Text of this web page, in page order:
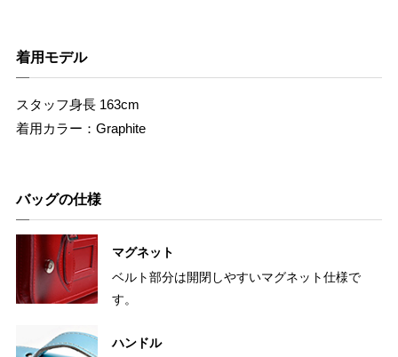
着用モデル
スタッフ身長 163cm
着用カラー：Graphite
バッグの仕様
マグネット
ベルト部分は開閉しやすいマグネット仕様で
す。
ハンドル